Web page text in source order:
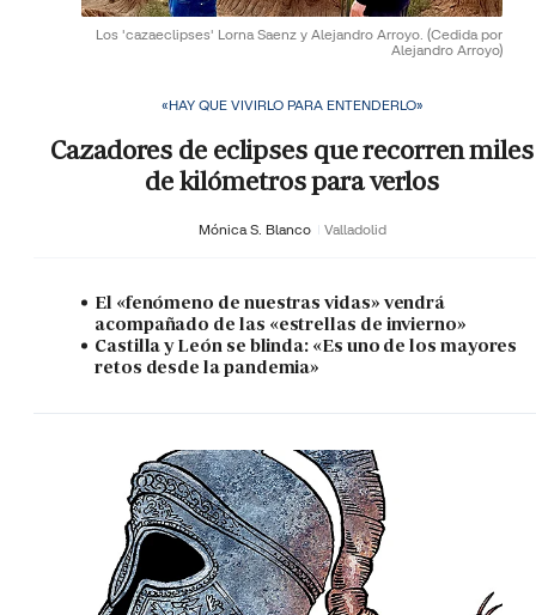
Los 'cazaeclipses' Lorna Saenz y Alejandro Arroyo. (Cedida por
Alejandro Arroyo)
«HAY QUE VIVIRLO PARA ENTENDERLO»
Cazadores de eclipses que recorren miles
de kilómetros para verlos
Mónica S. Blanco Valladolid
El «fenómeno de nuestras vidas» vendrá
acompañado de las «estrellas de invierno»
Castilla y León se blinda: «Es uno de los mayores
retos desde la pandemia»